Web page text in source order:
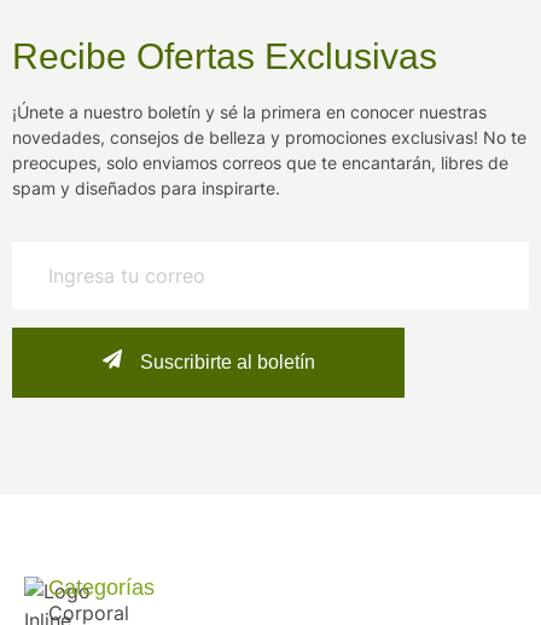
Recibe Ofertas Exclusivas
¡Únete a nuestro boletín y sé la primera en conocer nuestras
novedades, consejos de belleza y promociones exclusivas! No te
preocupes, solo enviamos correos que te encantarán, libres de
spam y diseñados para inspirarte.
Suscribirte al boletín
Categorías
Corporal